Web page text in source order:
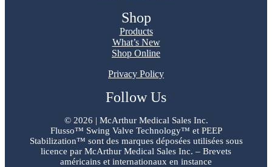
Shop
Products
What’s New
Shop Online
Privacy Policy
Follow Us
© 2026 | McArthur Medical Sales Inc.
Flusso™ Swing Valve Technology™ et PEEP
Stabilization™ sont des marques déposées utilisées sous
licence par McArthur Medical Sales Inc. – Brevets
américains et internationaux en instance